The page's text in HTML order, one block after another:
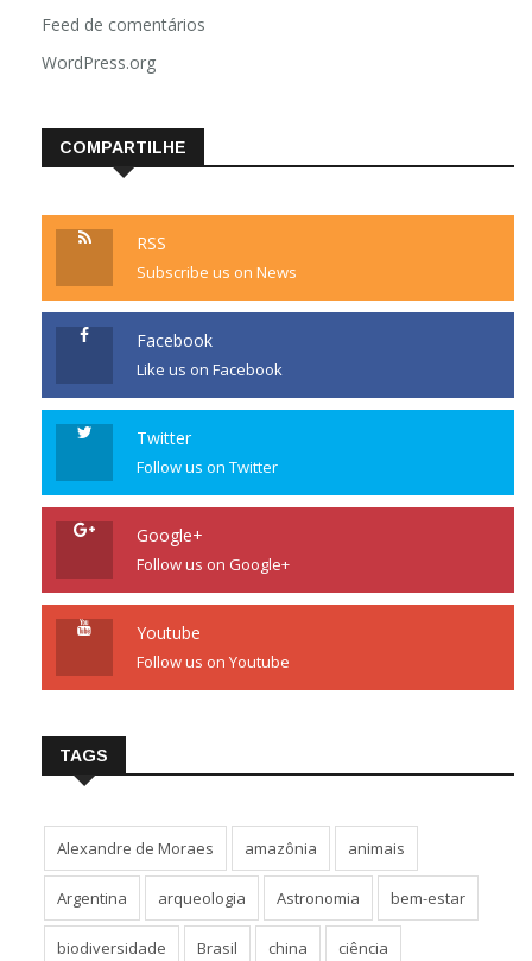
Feed de comentários
WordPress.org
COMPARTILHE
RSS
Subscribe us on News
Facebook
Like us on Facebook
Twitter
Follow us on Twitter
Google+
Follow us on Google+
Youtube
Follow us on Youtube
TAGS
Alexandre de Moraes amazônia animais
Argentina arqueologia Astronomia bem-estar
biodiversidade Brasil china ciência